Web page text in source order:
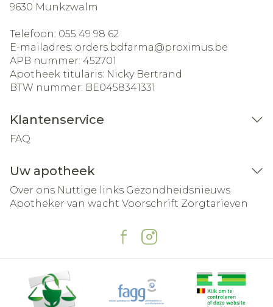
9630 Munkzwalm
Telefoon: 055 49 98 62
E-mailadres: orders.bdfarma@proximus.be
APB nummer: 452701
Apotheek titularis: Nicky Bertrand
BTW nummer: BE0458341331
Klantenservice
FAQ
Uw apotheek
Over ons Nuttige links Gezondheidsnieuws
Apotheker van wacht Voorschrift Zorgtarieven